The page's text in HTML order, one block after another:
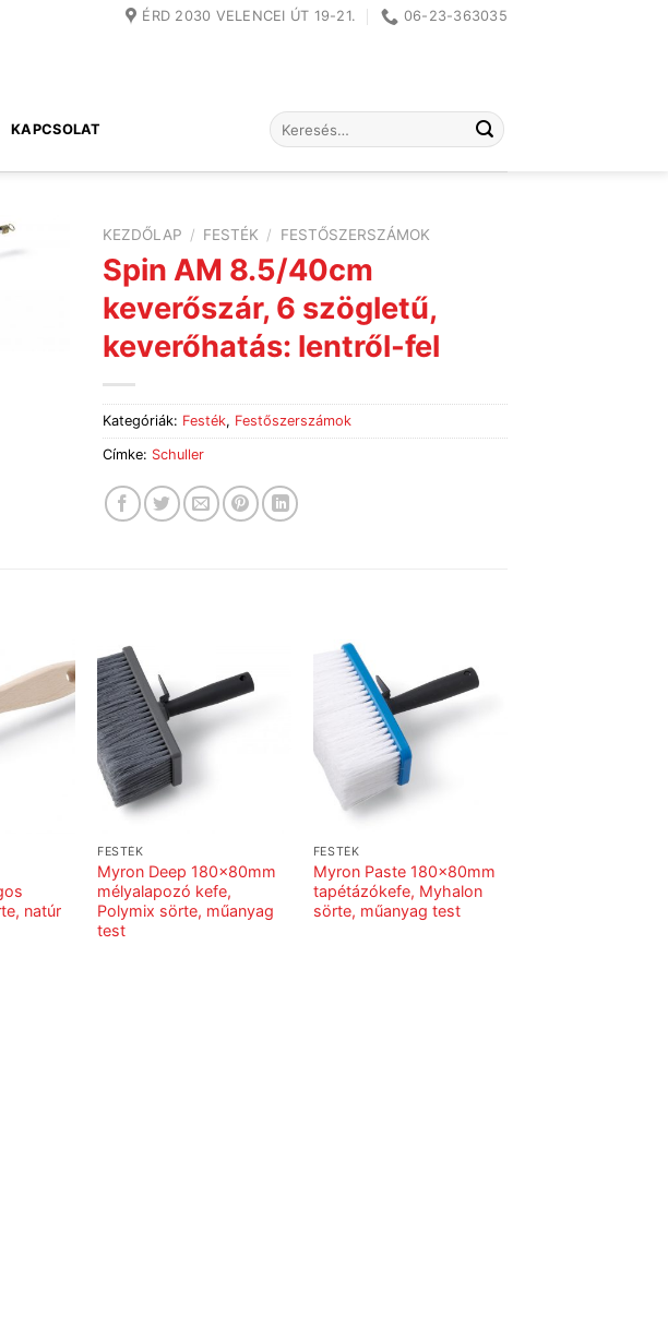
ÉRD 2030 VELENCEI ÚT 19-21. 06-23-363035
KAPCSOLAT
Keresés
a
KEZDŐLAP / FESTÉK / FESTŐSZERSZÁMOK
Spin AM 8.5/40cm
keverőszár, 6 szögletű,
keverőhatás: lentről-fel
Kategóriák: Festék, Festőszerszámok
Címke: Schuller
natúr
FESTÉK
Myron Deep 180x80mm
mélyalapozó kefe,
Polymix sörte, műanyag
test
FESTÉK
Myron Paste 180x80mm
tapétázókefe, Myhalon
sörte, műanyag test